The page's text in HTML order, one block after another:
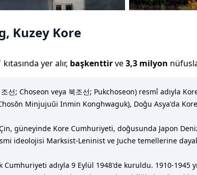
, Kuzey Kore
kıtasında yer alır, başkenttirve3,3 milyon
선; Choseon veya 북조선; Pukchoseon) resmî adıyla
Minjujuŭi Inmin Konghwaguk), Doğu Asya'da
güneyinde Kore Cumhuriyeti, doğusunda Japon
ideolojisi Marksist-Leninist ve Juche temellerine
Cumhuriyeti adıyla 9 Eylül 1948'de kuruldu. 1910-1945